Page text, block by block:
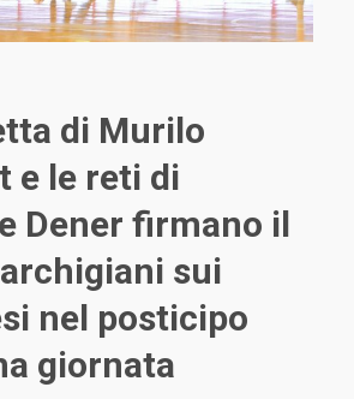
di Murilo
e le reti di
Dener firmano il
sui
nel posticipo
giornata